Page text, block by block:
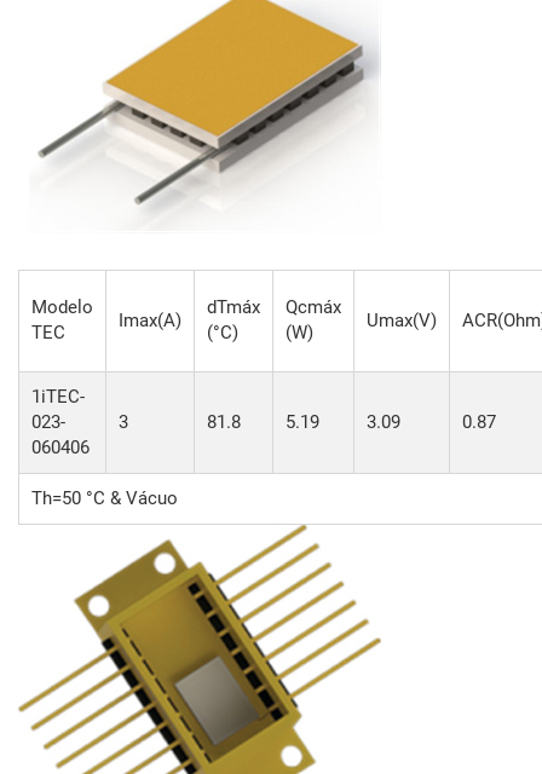
Modelo
TEC
Imax(A)
dTmáx
(°C)
Qcmáx
(W)
Umax(V)
1iTEC-
023-
060406
3 81.8 5.19 3.09 0.87
Th=50 °C & Vácuo